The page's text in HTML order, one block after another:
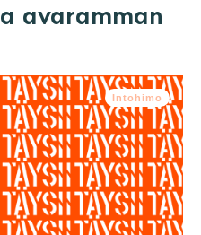
avaramman
Intohimo